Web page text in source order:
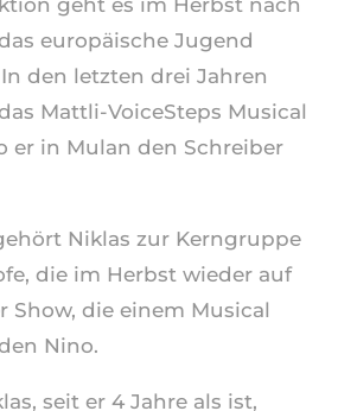
geht es im Herbst nach
europäische Jugend
den letzten drei Jahren
Mattli-VoiceSteps Musical
er in Mulan den Schreiber
Niklas zur Kerngruppe
die im Herbst wieder auf
Show, die einem Musical
Nino.
seit er 4 Jahre als ist,